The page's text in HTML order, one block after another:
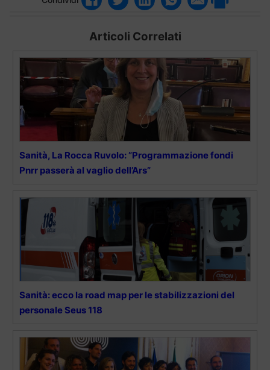
Articoli Correlati
Sanità, La Rocca Ruvolo: ”Programmazione fondi
Pnrr passerà al vaglio dell’Ars”
Sanità: ecco la road map per le stabilizzazioni del
personale Seus 118